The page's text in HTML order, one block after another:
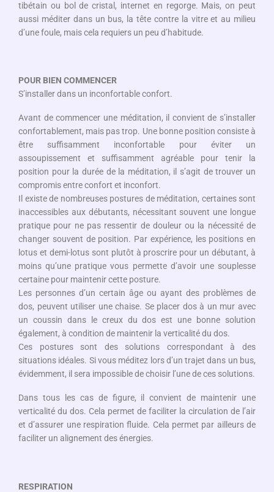
tibétain ou bol de cristal, internet en regorge. Mais, on peut
aussi méditer dans un bus, la tête contre la vitre et au milieu
d’une foule, mais cela requiers un peu d’habitude.
POUR BIEN COMMENCER
S’installer dans un inconfortable confort.
Avant de commencer une méditation, il convient de s’installer
confortablement, mais pas trop. Une bonne position consiste à
être suffisamment inconfortable pour éviter un
assoupissement et suffisamment agréable pour tenir la
position pour la durée de la méditation, il s’agit de trouver un
compromis entre confort et inconfort.
Il existe de nombreuses postures de méditation, certaines sont
inaccessibles aux débutants, nécessitant souvent une longue
pratique pour ne pas ressentir de douleur ou la nécessité de
changer souvent de position. Par expérience, les positions en
lotus et demi-lotus sont plutôt à proscrire pour un débutant, à
moins qu’une pratique vous permette d’avoir une souplesse
certaine pour maintenir cette posture.
Les personnes d’un certain âge ou ayant des problèmes de
dos, peuvent utiliser une chaise. Se placer dos à un mur avec
un coussin dans le creux du dos est une bonne solution
également, à condition de maintenir la verticalité du dos.
Ces postures sont des solutions correspondant à des
situations idéales. Si vous méditez lors d’un trajet dans un bus,
évidemment, il sera impossible de choisir l’une de ces solutions.
Dans tous les cas de figure, il convient de maintenir une
verticalité du dos. Cela permet de faciliter la circulation de l’air
et d’assurer une respiration fluide. Cela permet par ailleurs de
faciliter un alignement des énergies.
RESPIRATION